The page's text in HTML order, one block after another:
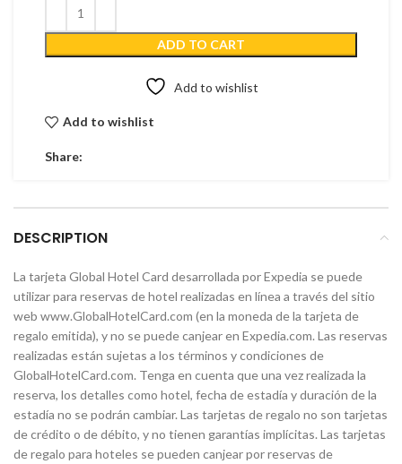
ADD TO CART
Add to wishlist
Add to wishlist
Share:
DESCRIPTION
La tarjeta Global Hotel Card desarrollada por Expedia se puede
utilizar para reservas de hotel realizadas en línea a través del sitio
web www.GlobalHotelCard.com (en la moneda de la tarjeta de
regalo emitida), y no se puede canjear en Expedia.com. Las reservas
realizadas están sujetas a los términos y condiciones de
GlobalHotelCard.com. Tenga en cuenta que una vez realizada la
reserva, los detalles como hotel, fecha de estadía y duración de la
estadía no se podrán cambiar. Las tarjetas de regalo no son tarjetas
de crédito o de débito, y no tienen garantías implícitas. Las tarjetas
de regalo para hoteles se pueden canjear por reservas de